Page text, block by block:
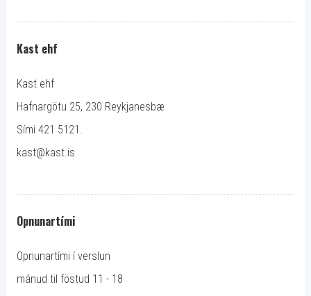
Kast ehf
Kast ehf
Hafnargötu 25, 230 Reykjanesbæ
Sími 421 5121.
kast@kast.is
Opnunartími
Opnunartími í verslun
mánud til föstud 11 - 18